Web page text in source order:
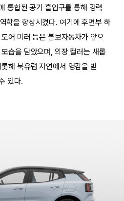
통합된 공기 흡입구를 통해 강력
학을 향상시켰다. 여기에 후면부 하
어 미러 등은 볼보자동차가 앞으
습을 담았으며, 외장 컬러는 새롭
해 북유럽 자연에서 영감을 받
있다.